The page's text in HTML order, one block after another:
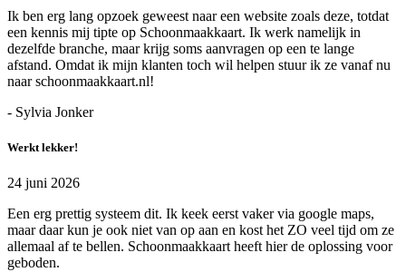
Ik ben erg lang opzoek geweest naar een website zoals deze, totdat
een kennis mij tipte op Schoonmaakkaart. Ik werk namelijk in
dezelfde branche, maar krijg soms aanvragen op een te lange
afstand. Omdat ik mijn klanten toch wil helpen stuur ik ze vanaf nu
naar schoonmaakkaart.nl!
- Sylvia Jonker
Werkt lekker!
24 juni 2026
Een erg prettig systeem dit. Ik keek eerst vaker via google maps,
maar daar kun je ook niet van op aan en kost het ZO veel tijd om ze
allemaal af te bellen. Schoonmaakkaart heeft hier de oplossing voor
geboden.